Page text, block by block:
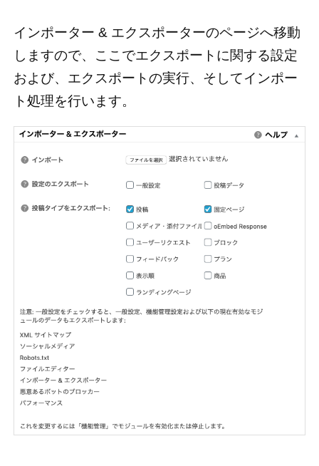
インポーター & エクスポーターのページへ移動
しますので、ここでエクスポートに関する設定
および、エクスポートの実行、そしてインポー
ト処理を行います。